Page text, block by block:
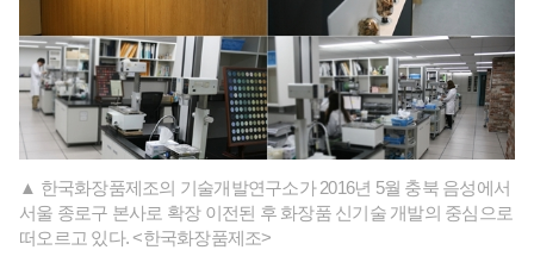
▲ 한국화장품제조의 기술개발연구소가 2016년 5월 충북 음성에서
서울 종로구 본사로 확장 이전된 후 화장품 신기술 개발의 중심으로
떠오르고 있다. <한국화장품제조>